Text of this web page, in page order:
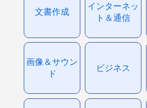
文書作成
インターネッ
ト＆通信
画像＆サウン
ド
ビジネス